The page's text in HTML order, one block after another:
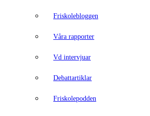
Friskolebloggen
Våra rapporter
Vd intervjuar
Debattartiklar
Friskolepodden